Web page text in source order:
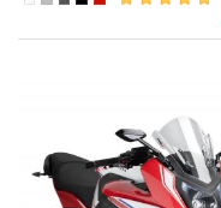
Przezroczysty (W)
Lekko przyciemniany (H)
Mocno przyciemniany (F)
Czarny (N)
Czerwony (R)